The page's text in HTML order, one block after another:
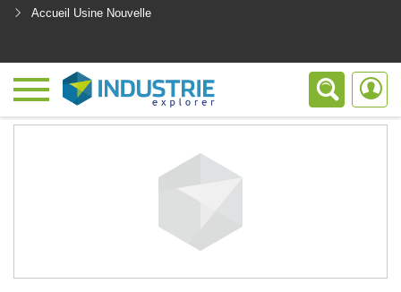
Accueil Usine Nouvelle